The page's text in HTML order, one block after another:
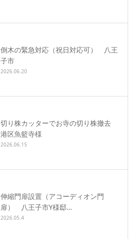
倒木の緊急対応（祝日対応可） 八王
子市
2026.06.20
切り株カッターでお寺の切り株撤去
港区魚籃寺様
2026.06.15
伸縮門扉設置（アコーディオン門
扉） 八王子市Y様邸…
2026.05.4